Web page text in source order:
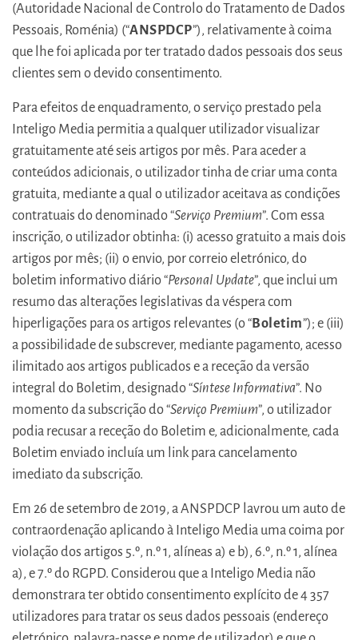
(Autoridade Nacional de Controlo do Tratamento de Dados
Pessoais, Roménia) (“ANSPDCP”), relativamente à coima
que lhe foi aplicada por ter tratado dados pessoais dos seus
clientes sem o devido consentimento.
Para efeitos de enquadramento, o serviço prestado pela
Inteligo Media permitia a qualquer utilizador visualizar
gratuitamente até seis artigos por mês. Para aceder a
conteúdos adicionais, o utilizador tinha de criar uma conta
gratuita, mediante a qual o utilizador aceitava as condições
contratuais do denominado “Serviço Premium”. Com essa
inscrição, o utilizador obtinha: (i) acesso gratuito a mais dois
artigos por mês; (ii) o envio, por correio eletrónico, do
boletim informativo diário “Personal Update”, que inclui um
resumo das alterações legislativas da véspera com
hiperligações para os artigos relevantes (o “Boletim”); e (iii)
a possibilidade de subscrever, mediante pagamento, acesso
ilimitado aos artigos publicados e a receção da versão
integral do Boletim, designado “Síntese Informativa”. No
momento da subscrição do “Serviço Premium”, o utilizador
podia recusar a receção do Boletim e, adicionalmente, cada
Boletim enviado incluía um link para cancelamento
imediato da subscrição.
Em 26 de setembro de 2019, a ANSPDCP lavrou um auto de
contraordenação aplicando à Inteligo Media uma coima por
violação dos artigos 5.º, n.º 1, alíneas a) e b), 6.º, n.º 1, alínea
a), e 7.º do RGPD. Considerou que a Inteligo Media não
demonstrara ter obtido consentimento explícito de 4 357
utilizadores para tratar os seus dados pessoais (endereço